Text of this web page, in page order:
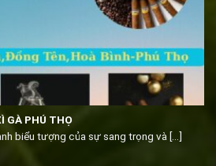
GÀ PHÚ THỌ
biểu tượng của sự sang trọng và [...]